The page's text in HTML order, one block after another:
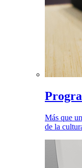
Más que
de la